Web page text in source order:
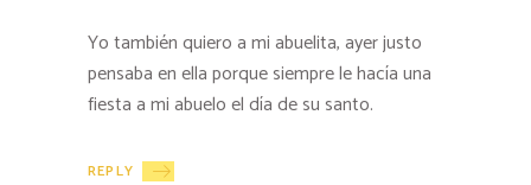
Yo también quiero a mi abuelita, ayer justo
pensaba en ella porque siempre le hacía una
fiesta a mi abuelo el día de su santo.
REPLY